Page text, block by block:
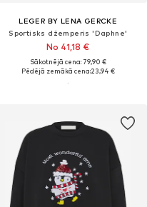
LEGER BY LENA GERCKE
Sportisks džemperis 'Daphne'
No 41,18 €
Sākotnējā cena: 79,90 €
Pēdējā zemākā cena:23,94 €